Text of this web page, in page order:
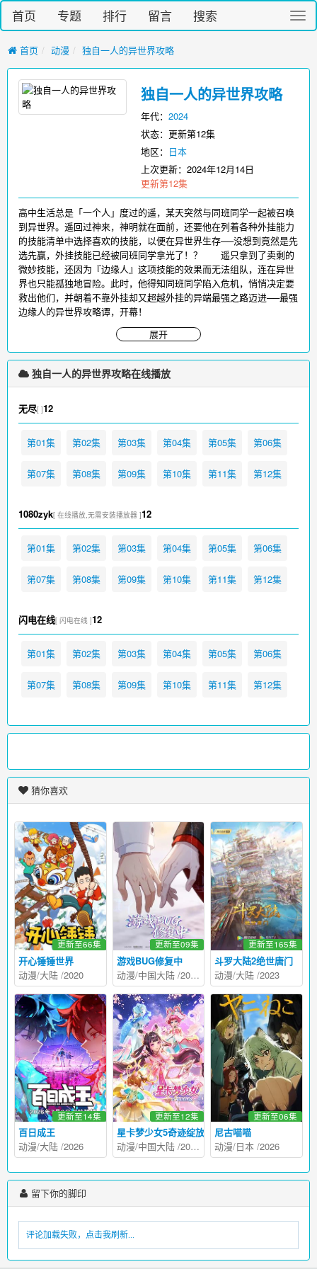
切
换
首页 专题 排行 留言 搜索
首页 动漫 独自一人的异世界攻略
独自一人的异世界攻略
年代：2024
状态：更新第12集
地区： 日本
上次更新：2024年12月14日
更新第12集
展开
高中生活总是「一个人」度过的遥，某天突然与同班同学一起被召唤
到异世界。遥回过神来，神明就在面前，还要他在列着各种外挂能力
的技能清单中选择喜欢的技能，以便在异世界生存──没想到竟然是先
选先赢，外挂技能已经被同班同学拿光了！？ 遥只拿到了卖剩的
微妙技能，还因为『边缘人』这项技能的效果而无法组队，连在异世
界也只能孤独地冒险。此时，他得知同班同学陷入危机，悄悄决定要
救出他们，并朝着不靠外挂却又超越外挂的异端最强之路迈进──最强
边缘人的异世界攻略谭，开幕！
独自一人的异世界攻略免费在线观看，更多影视请访问
独自一人的异世界攻略在线播放
无尽[ ]12
第01集 第02集 第03集 第04集 第05集 第06集
第07集 第08集 第09集 第10集 第11集 第12集
1080zyk[ 在线播放,无需安装播放器 ]12
第01集 第02集 第03集 第04集 第05集 第06集
第07集 第08集 第09集 第10集 第11集 第12集
闪电在线[ 闪电在线 ]12
第01集 第02集 第03集 第04集 第05集 第06集
第07集 第08集 第09集 第10集 第11集 第12集
猜你喜欢
开心锤锤世界
更新至66集
动漫/大陆 /2020
游戏BUG修复中
更新至09集
动漫/中国大陆/2026
斗罗大陆2绝世唐门
更新至165集
动漫/大陆 /2023
百日成王
更新至14集
动漫/大陆 /2026
星卡梦少女5奇迹绽放
更新至12集
动漫/中国大陆/2026
尼古喵喵
更新至06集
动漫/日本 /2026
留下你的脚印
评论加载失败，点击我刷新...